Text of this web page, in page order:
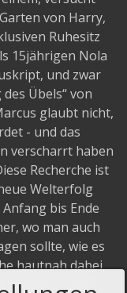
von Harry,
Ruhesitz
15jährigen Nola
und zwar
Übels“ von
glaubt nicht,
- und das
verscharrt haben
Recherche ist
Welterfolg
bis Ende
wo man auch
sollte, wie es
hautnah dabei,
Lügen